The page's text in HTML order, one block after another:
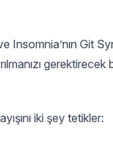
Insomnia’nın Git
gerektirecek
iki şey tetikler: